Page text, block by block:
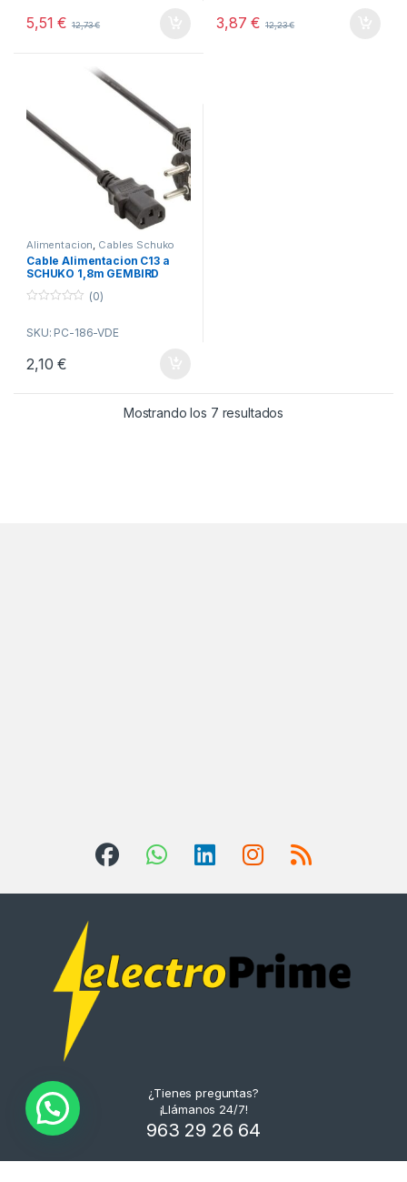
f5,51€ 12,73€
f3,87€ 12,23€
Alimentacion Cables Schuko
CEE7_ Conectividad
Cable Alimentacion C13 a
SCHUKO 1,8m GEMBIRD
u
f
(0)
SKU: PC-186-VDE
2,10€
Mostrando los 7 resultados
¿Tienes preguntas?
¡Llámanos 24/7!
963 29 26 64